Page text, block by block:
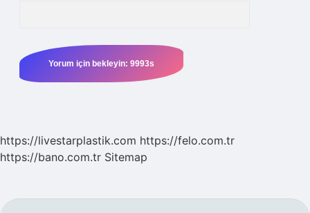
https://livestarplastik.com https://felo.com.tr
https://bano.com.tr Sitemap